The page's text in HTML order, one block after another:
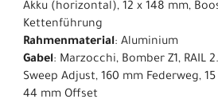
Akku (horizontal), 12 x 148 mm,
Kettenführung
Rahmenmaterial: Aluminium
Gabel: Marzocchi, Bomber Z1, RAIL
Sweep Adjust, 160 mm Federweg,
44 mm Offset